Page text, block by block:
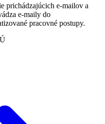
prichádzajúcich e-mailov a
e-maily do
pracovné postupy.